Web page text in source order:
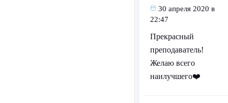
30 апреля 2020 в
22:47
Прекрасный
преподаватель!
Желаю всего
наилучшего❤️